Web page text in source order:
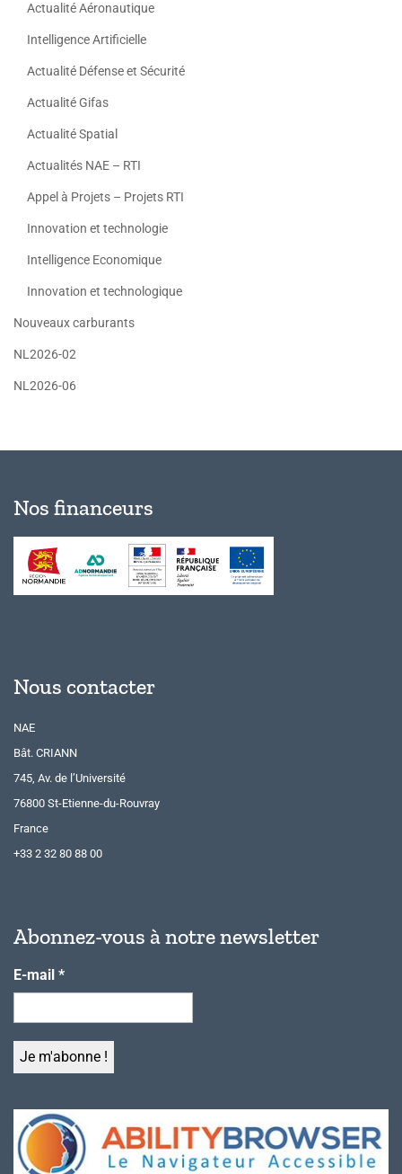
Actualité Aéronautique
Intelligence Artificielle
Actualité Défense et Sécurité
Actualité Gifas
Actualité Spatial
Actualités NAE – RTI
Appel à Projets – Projets RTI
Innovation et technologie
Intelligence Economique
Innovation et technologique
Nouveaux carburants
NL2026-02
NL2026-06
Nos financeurs
Nous contacter
NAE
Bât. CRIANN
745, Av. de l’Université
76800 St-Etienne-du-Rouvray
France
+33 2 32 80 88 00
Abonnez-vous à notre newsletter
E-mail *